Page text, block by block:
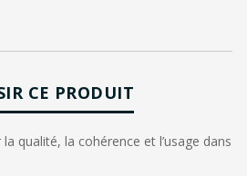
CE PRODUIT
qualité, la cohérence et l’usage dans